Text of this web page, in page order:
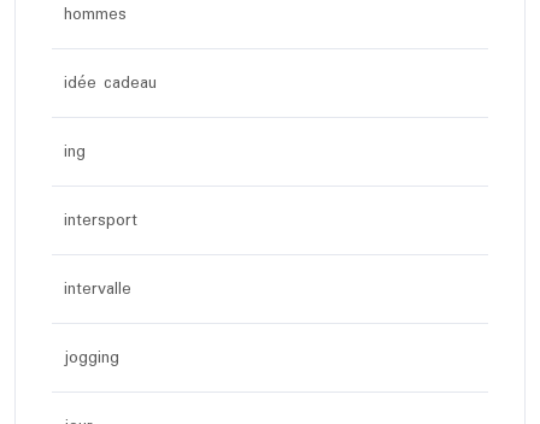
hommes
idée cadeau
ing
intersport
intervalle
jogging